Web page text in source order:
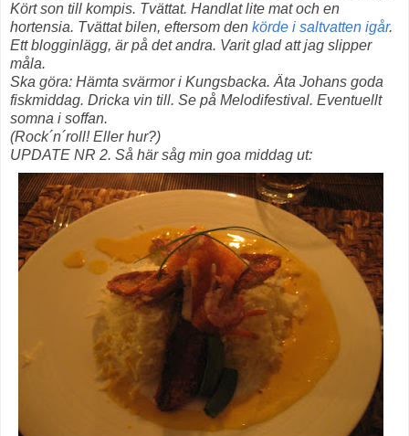
Kört son till kompis. Tvättat. Handlat lite mat och en
hortensia. Tvättat bilen, eftersom den körde i saltvatten igår.
Ett blogginlägg, är på det andra. Varit glad att jag slipper
måla.
Ska göra: Hämta svärmor i Kungsbacka. Äta Johans goda
fiskmiddag. Dricka vin till. Se på Melodifestival. Eventuellt
somna i soffan.
(Rock´n´roll! Eller hur?)
UPDATE NR 2. Så här såg min goa middag ut: